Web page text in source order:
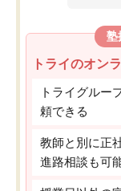
塾
トライのオン
トライグルー
頼できる
教師と別に正
進路相談も可